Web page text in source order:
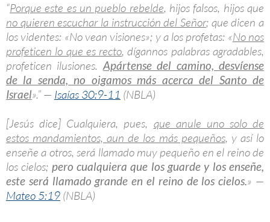
“Porque este es un pueblo rebelde, hijos falsos, hijos que
no quieren escuchar la instrucción del Señor; que dicen a
los videntes: «No vean visiones»; y a los profetas: «No nos
profeticen lo que es recto, dígannos palabras agradables,
profeticen ilusiones.Apártense del camino, desvíense
de la senda, no oigamos más acerca del Santo de
Israel».” — Isaías 30:9-11 (NBLA)
[Jesús dice] Cualquiera, pues, que anule uno solo de
estos mandamientos, aun de los más pequeños, y así lo
enseñe a otros, será llamado muy pequeño en el reino de
los cielos; pero cualquiera que los guarde y los enseñe,
este será llamado grande en el reino de los cielos.» —
Mateo 5:19 (NBLA)